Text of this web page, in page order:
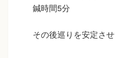
鍼時間5分
その後巡りを安定さ